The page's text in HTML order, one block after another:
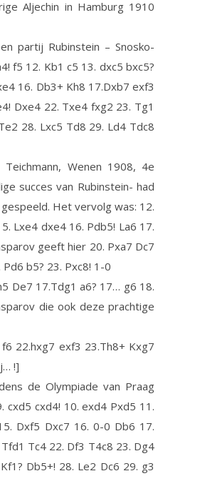
Aljechin in Hamburg 1910
partij Rubinstein – Snosko-
f5 12. Kb1 c5 13. dxc5 bxc5?
16. Db3+ Kh8 17.Dxb7 exf3
Dxe4 22. Txe4 fxg2 23. Tg1
28. Lxc5 Td8 29. Ld4 Tdc8
Wenen 1908, 4e
succes van Rubinstein- had
Het vervolg was: 12.
Lxe4 dxe4 16. Pdb5! La6 17.
geeft hier 20. Pxa7 Dc7
b5? 23. Pxc8! 1-0
De7 17.Tdg1 a6? 17… g6 18.
die ook deze prachtige
22.hxg7 exf3 23.Th8+ Kxg7
!]
de Olympiade van Praag
cxd5 cxd4! 10. exd4 Pxd5 11.
Dxf5 Dxc7 16. 0-0 Db6 17.
Tc4 22. Df3 T4c8 23. Dg4
Db5+! 28. Le2 Dc6 29. g3